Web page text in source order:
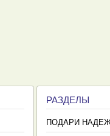
РАЗДЕЛЫ
ПОДАРИ